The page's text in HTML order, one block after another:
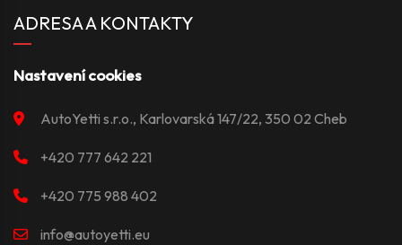
ADRESA A KONTAKTY
Nastavení cookies
AutoYetti s.r.o., Karlovarská 147/22, 350 02 Cheb
+420 777 642 221
+420 775 988 402
info@autoyetti.eu